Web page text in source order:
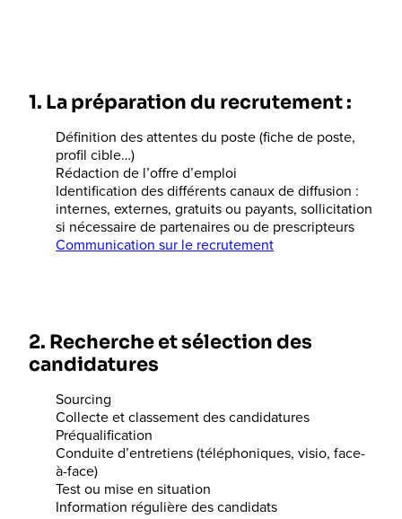
1. La préparation du recrutement :
Définition des attentes du poste (fiche de poste,
profil cible…)
Rédaction de l’offre d’emploi
Identification des différents canaux de diffusion :
internes, externes, gratuits ou payants, sollicitation
si nécessaire de partenaires ou de prescripteurs
Communication sur le recrutement
2. Recherche et sélection des
candidatures
Sourcing
Collecte et classement des candidatures
Préqualification
Conduite d’entretiens (téléphoniques, visio, face-
à-face)
Test ou mise en situation
Information régulière des candidats